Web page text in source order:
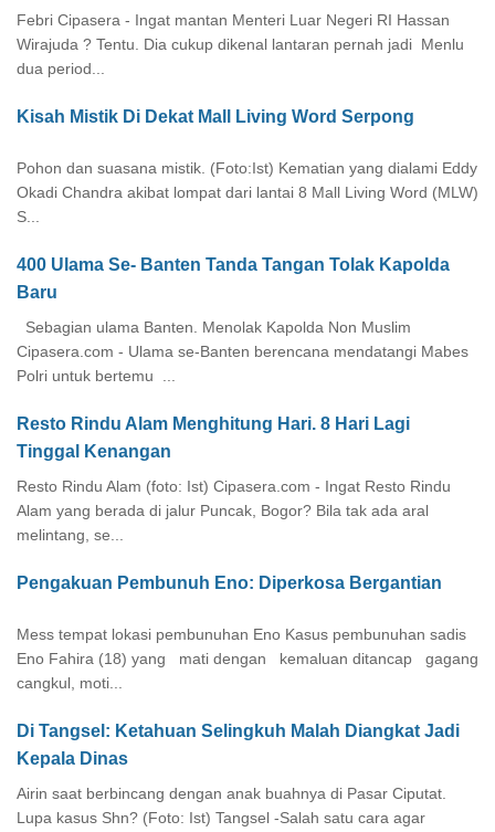
Febri Cipasera - Ingat mantan Menteri Luar Negeri RI Hassan
Wirajuda ? Tentu. Dia cukup dikenal lantaran pernah jadi Menlu
dua period...
Kisah Mistik Di Dekat Mall Living Word Serpong
Pohon dan suasana mistik. (Foto:Ist) Kematian yang dialami Eddy
Okadi Chandra akibat lompat dari lantai 8 Mall Living Word (MLW)
S...
400 Ulama Se- Banten Tanda Tangan Tolak Kapolda
Baru
Sebagian ulama Banten. Menolak Kapolda Non Muslim
Cipasera.com - Ulama se-Banten berencana mendatangi Mabes
Polri untuk bertemu ...
Resto Rindu Alam Menghitung Hari. 8 Hari Lagi
Tinggal Kenangan
Resto Rindu Alam (foto: Ist) Cipasera.com - Ingat Resto Rindu
Alam yang berada di jalur Puncak, Bogor? Bila tak ada aral
melintang, se...
Pengakuan Pembunuh Eno: Diperkosa Bergantian
Mess tempat lokasi pembunuhan Eno Kasus pembunuhan sadis
Eno Fahira (18) yang mati dengan kemaluan ditancap gagang
cangkul, moti...
Di Tangsel: Ketahuan Selingkuh Malah Diangkat Jadi
Kepala Dinas
Airin saat berbincang dengan anak buahnya di Pasar Ciputat.
Lupa kasus Shn? (Foto: Ist) Tangsel -Salah satu cara agar